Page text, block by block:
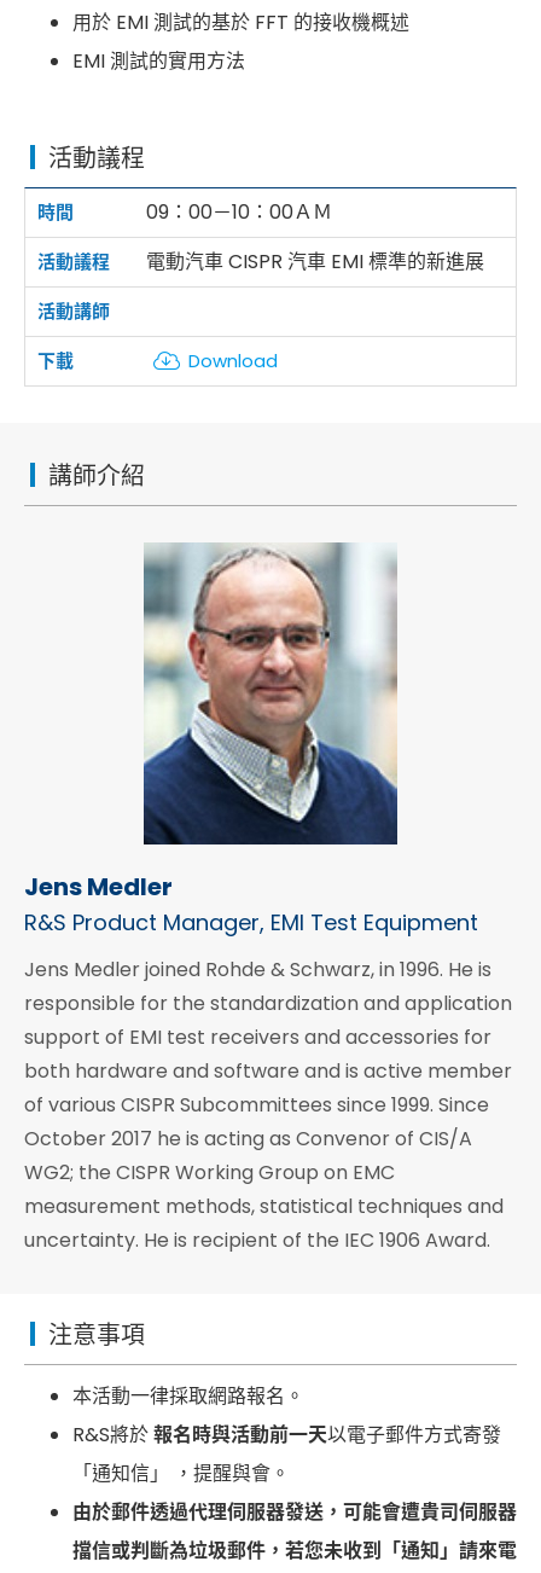
用於 EMI 測試的基於 FFT 的接收機概述
EMI 測試的實用方法
活動議程
09：00－10：00ＡＭ
電動汽車 CISPR 汽車 EMI 標準的新進展
Download
講師介紹
Jens Medler
R&S Product Manager, EMI Test Equipment
Jens Medler joined Rohde & Schwarz, in 1996. He is
responsible for the standardization and application
support of EMI test receivers and accessories for
both hardware and software and is active member
of various CISPR Subcommittees since 1999. Since
October 2017 he is acting as Convenor of CIS/A
WG2; the CISPR Working Group on EMC
measurement methods, statistical techniques and
uncertainty. He is recipient of the IEC 1906 Award.
注意事項
本活動一律採取網路報名。
R&S將於報名時與活動前一天以電子郵件方式寄發
「通知信」 ，提醒與會。
由於郵件透過代理伺服器發送，可能會遭貴司伺服器
擋信或判斷為垃圾郵件，若您未收到「通知」請來電